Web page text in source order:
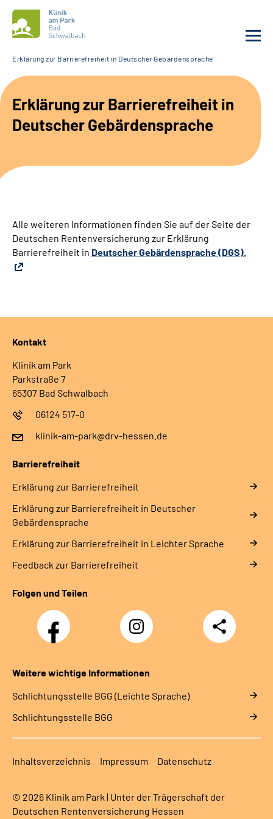
Unsere Klinik
Unsere Angebote
Suche
Erklärung zur Barrierefreiheit in Deutscher Gebärdensprache
Erklärung zur Barrierefreiheit in
Deutscher Gebärdensprache
Alle weiteren Informationen finden Sie auf der Seite der
Deutschen Rentenversicherung zur Erklärung
Barrierefreiheit in Deutscher Gebärdensprache (DGS).
Kontakt
Klinik am Park
Parkstraße 7
65307 Bad Schwalbach
06124 517-0
klinik-am-park@drv-hessen.de
Barrierefreiheit
Erklärung zur Barrierefreiheit
Erklärung zur Barrierefreiheit in Deutscher
Gebärdensprache
Erklärung zur Barrierefreiheit in Leichter Sprache
Feedback zur Barrierefreiheit
Folgen und Teilen
Facebook Instagram
Teilen
Weitere wichtige Informationen
Schlich­tungs­stel­le BGG (Leichte Sprache)
Schlich­tungs­stel­le BGG
Inhaltsverzeichnis Impressum Datenschutz
© 2026 Klinik am Park | Unter der Trägerschaft der
Deutschen Rentenversicherung Hessen